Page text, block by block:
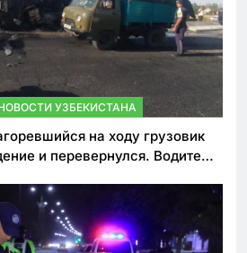
УЗБЕКИСТАНА
на ходу грузовик
и перевернулся. Водитель